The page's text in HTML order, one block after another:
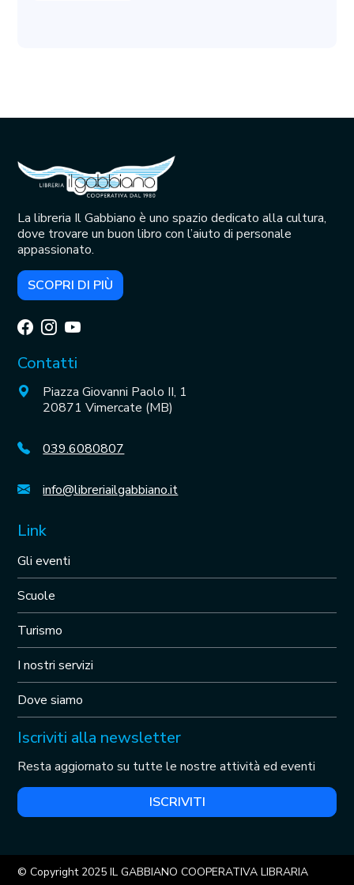
La libreria Il Gabbiano è uno spazio dedicato alla cultura,
dove trovare un buon libro con l’aiuto di personale
appassionato.
SCOPRI DI PIÙ
Contatti
Piazza Giovanni Paolo II, 1
20871 Vimercate (MB)
039.6080807
info@libreriailgabbiano.it
Link
Gli eventi
Scuole
Turismo
I nostri servizi
Dove siamo
Iscriviti alla newsletter
Resta aggiornato su tutte le nostre attività ed eventi
ISCRIVITI
© Copyright 2025 IL GABBIANO COOPERATIVA LIBRARIA